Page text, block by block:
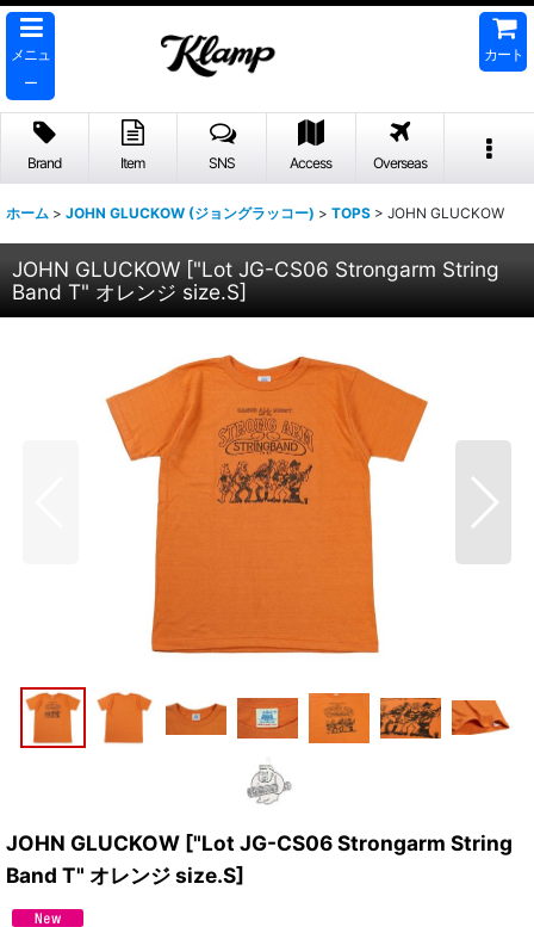
メニュ
ー
カート
Brand Item SNS Access Overseas
ホーム > JOHN GLUCKOW (ジョングラッコー) > TOPS > JOHN GLUCKOW
JOHN GLUCKOW ["Lot JG-CS06 Strongarm String
Band T" オレンジ size.S]
JOHN GLUCKOW ["Lot JG-CS06 Strongarm String
Band T" オレンジ size.S]